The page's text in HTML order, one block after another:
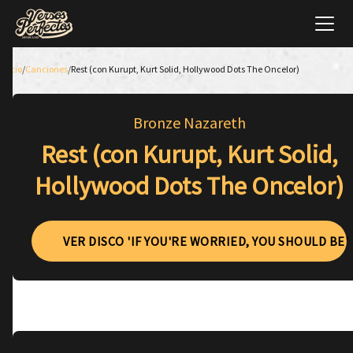
Inicio/Canciones/Rest (con Kurupt, Kurt Solid, Hollywood Dots The Oncelor)
Bronze Nazareth
Rest (con Kurupt, Kurt Solid,
Hollywood Dots The Oncelor)
VER DISCO 'IF YOU'RE WORRIED, YOU SHOULD BE'